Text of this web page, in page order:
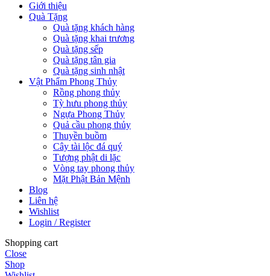
Giới thiệu
Quà Tặng
Quà tặng khách hàng
Quà tặng khai trương
Quà tặng sếp
Quà tặng tân gia
Quà tặng sinh nhật
Vật Phẩm Phong Thủy
Rồng phong thủy
Tỳ hưu phong thủy
Ngựa Phong Thủy
Quả cầu phong thủy
Thuyền buồm
Cây tài lộc đá quý
Tượng phật di lặc
Vòng tay phong thủy
Mặt Phật Bản Mệnh
Blog
Liên hệ
Wishlist
Login / Register
Shopping cart
Close
Shop